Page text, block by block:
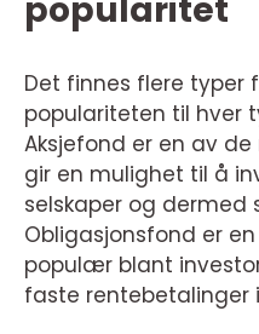
popularitet
Det finnes flere typer
populariteten til hver
Aksjefond er en av
gir en mulighet til å
selskaper og dermed
Obligasjonsfond er
populær blant
faste rentebetalinger